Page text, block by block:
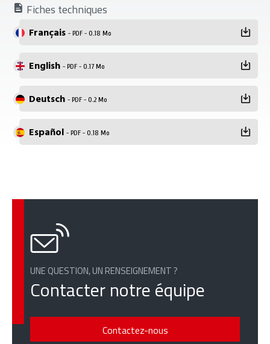
Fiches techniques
Français - PDF - 0.18 Mo
English - PDF - 0.17 Mo
Deutsch - PDF - 0.2 Mo
Español - PDF - 0.18 Mo
UNE QUESTION, UN RENSEIGNEMENT ?
Contacter notre équipe
Contactez-nous